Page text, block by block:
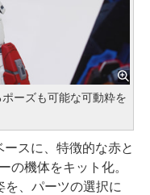
ーズも可能な可動粋を
スに、特徴的な赤と
の機体をキット化。
を、パーツの選択に